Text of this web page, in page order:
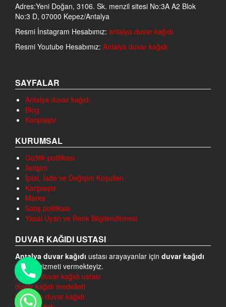
Adres:Yeni Doğan, 3106. Sk. menzil sitesi No:3A A2 Blok
No:3 D, 07000 Kepez/Antalya
Resmi İnstagram Hesabımız: antalya duvar kağıdı
Resmi Youtube Hesabımız: Antalya duvar kağıdı
SAYFALAR
Antalya duvar kağıdı
Blog
Karşılaştır
KURUMSAL
Gizlilik politikası
İletişim
İptal, İade ve Değişim Koşulları
Karşılaştır
Marka
Satış politikası
Yasal Uyarı ve Renk Bilgilendirmesi
DUVAR KAĞIDI USTASI
Antalya duvar kağıdı ustası arayayanlar için duvar kağıdı
ustası
hizmeti vermekteyiz.
Antalya duvar kağıdı ustası
duvar kağıdı modelleri
konyaaltı duvar kağıdı